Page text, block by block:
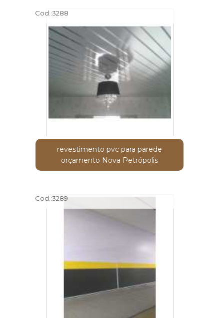
Cod.:3288
revestimento pvc para parede
orçamento Nova Petrópolis
Cod.:3289